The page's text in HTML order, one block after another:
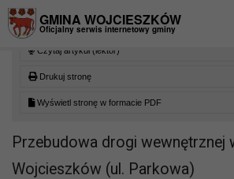
GMINA WOJCIESZKÓW
Oficjalny serwis internetowy gminy
Czytaj artykuł (lektor)
Drukuj stronę
Wyświetl stronę w formacie PDF
Przebudowa drogi wewnętrznej
Wojcieszków (ul. Parkowa)